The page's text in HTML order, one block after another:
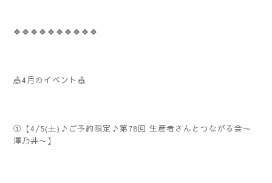
🍀🍀🍀🍀🍀🍀🍀🍀🍀🍀
🎪4月のイベント🎪
①【4/5(土)♪ご予約限定♪第78回 生産者さんとつながる会〜
澤乃井〜】